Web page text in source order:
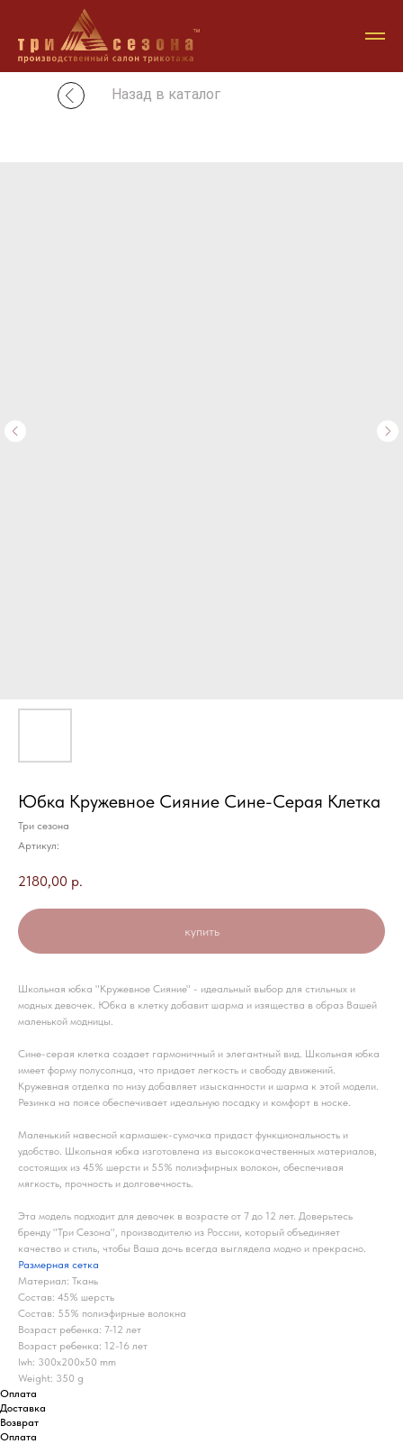
Назад в каталог
Юбка Кружевное Сияние Сине-Серая Клетка
Три сезона
Артикул:
2180,00 р.
купить
Школьная юбка "Кружевное Сияние" - идеальный выбор для стильных и
модных девочек. Юбка в клетку добавит шарма и изящества в образ Вашей
маленькой модницы.
Сине-серая клетка создает гармоничный и элегантный вид. Школьная юбка
имеет форму полусолнца, что придает легкость и свободу движений.
Кружевная отделка по низу добавляет изысканности и шарма к этой модели.
Резинка на поясе обеспечивает идеальную посадку и комфорт в носке.
Маленький навесной кармашек-сумочка придаст функциональность и
удобство. Школьная юбка изготовлена из высококачественных материалов,
состоящих из 45% шерсти и 55% полиэфирных волокон, обеспечивая
мягкость, прочность и долговечность.
Эта модель подходит для девочек в возрасте от 7 до 12 лет. Доверьтесь
бренду "Три Сезона", производителю из России, который объединяет
качество и стиль, чтобы Ваша дочь всегда выглядела модно и прекрасно.
Размерная сетка
Материал: Ткань
Состав: 45% шерсть
Состав: 55% полиэфирные волокна
Возраст ребенка: 7-12 лет
Возраст ребенка: 12-16 лет
lwh: 300x200x50 mm
Weight: 350 g
Оплата
Доставка
Возврат
Оплата